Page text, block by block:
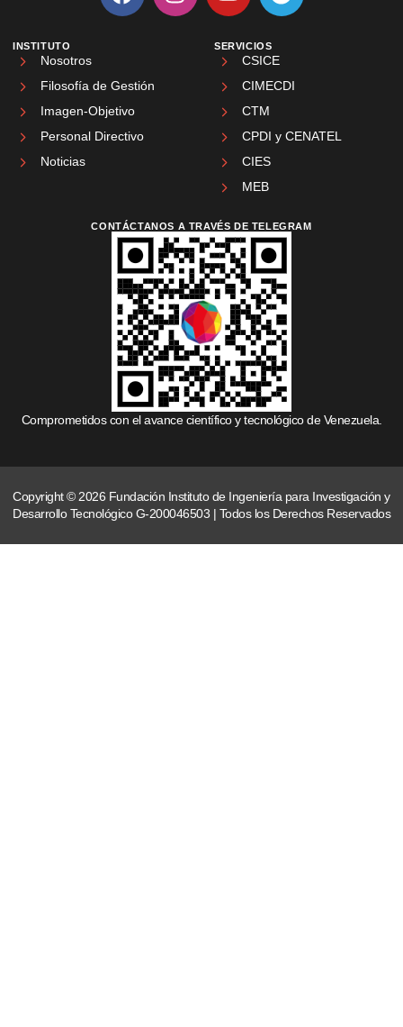
INSTITUTO
Nosotros
Filosofía de Gestión
Imagen-Objetivo
Personal Directivo
Noticias
SERVICIOS
CSICE
CIMECDI
CTM
CPDI y CENATEL
CIES
MEB
CONTÁCTANOS A TRAVÉS DE TELEGRAM
Comprometidos con el avance científico y tecnológico de Venezuela.
Copyright © 2026 Fundación Instituto de Ingeniería para Investigación y
Desarrollo Tecnológico G-200046503 | Todos los Derechos Reservados